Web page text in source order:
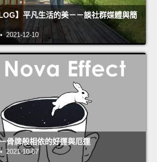
】平凡生活的美－－談社群媒體與簡
2021-12-10
骨牌般相依的好運與厄運
2021-10-07